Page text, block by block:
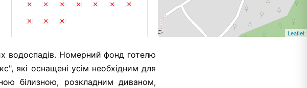
21 22 23 24 25 26 27
28 29 30
Leaflet
водоспадів. Номерний фонд готелю
які оснащені усім необхідним для
білизною, розкладним диваном,